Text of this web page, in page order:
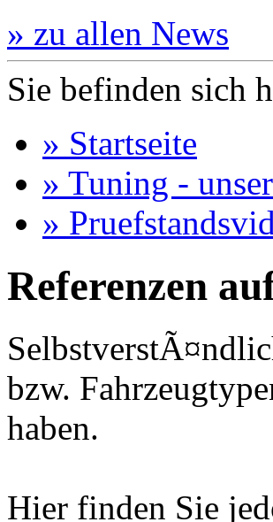
» zu allen News
Sie befinden sich
» Startseite
» Tuning -
»
Referenzen
bzw.
haben.
Hier finden Sie